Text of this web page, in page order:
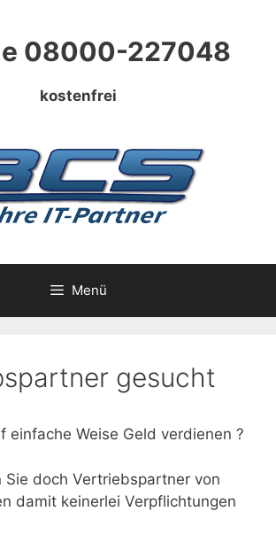
08000-227048
kostenfrei
Menü
gesucht
einfache Weise Geld verdienen ?
Sie doch Vertriebspartner von
damit keinerlei Verpflichtungen